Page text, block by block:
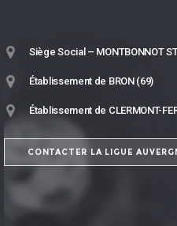
Siège Social – MONTBONNOT
Établissement de BRON (69)
Établissement de CLERMONT-
CONTACTER LA LIGUE